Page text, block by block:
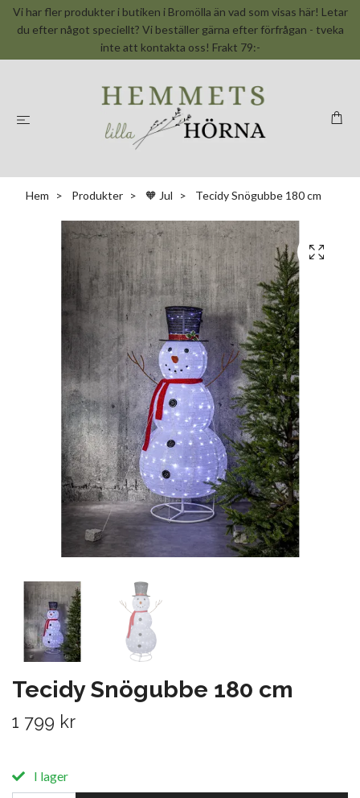
Vi har fler produkter i butiken i Bromölla än vad som visas här! Letar
du efter något speciellt? Vi beställer gärna efter förfrågan - tveka
inte att kontakta oss! Frakt 79:-
Hem Produkter 🧡 Jul Tecidy Snögubbe 180 cm
Tecidy Snögubbe 180 cm
1 799 kr
I lager